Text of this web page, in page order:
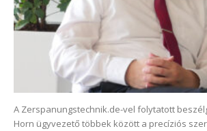
A Zerspanungstechnik.de-vel folytatott
Horn ügyvezető többek között a precíziós